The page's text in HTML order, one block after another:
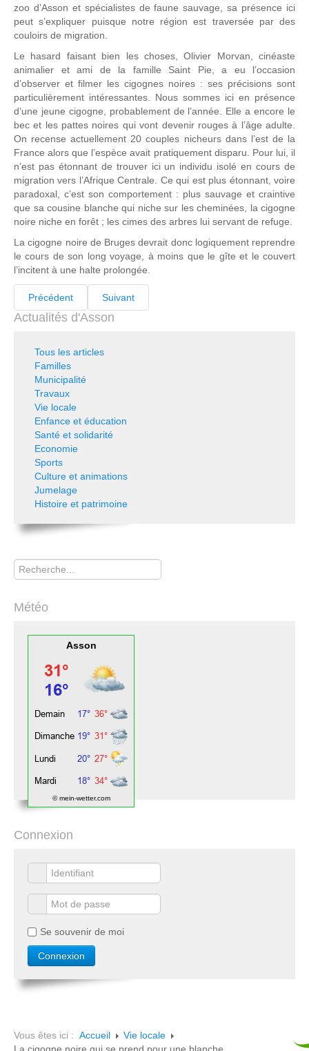
zoo d’Asson et spécialistes de faune sauvage, sa présence ici
peut s’expliquer puisque notre région est traversée par des
couloirs de migration.
Le hasard faisant bien les choses, Olivier Morvan, cinéaste
animalier et ami de la famille Saint Pie, a eu l’occasion
d’observer et filmer les cigognes noires : ses précisions sont
particulièrement intéressantes. Nous sommes ici en présence
d’une jeune cigogne, probablement de l’année. Elle a encore le
bec et les pattes noires qui vont devenir rouges à l’âge adulte.
On recense actuellement 20 couples nicheurs dans l’est de la
France alors que l’espèce avait pratiquement disparu. Pour lui, il
n’est pas étonnant de trouver ici un individu isolé en cours de
migration vers l’Afrique Centrale. Ce qui est plus étonnant, voire
paradoxal, c’est son comportement : plus sauvage et craintive
que sa cousine blanche qui niche sur les cheminées, la cigogne
noire niche en forêt ; les cimes des arbres lui servant de refuge.
La cigogne noire de Bruges devrait donc logiquement reprendre
le cours de son long voyage, à moins que le gîte et le couvert
l’incitent à une halte prolongée.
Précédent Suivant
Actualités d'Asson
Tous les articles
Familles
Municipalité
Travaux
Vie locale
Enfance et éducation
Santé et solidarité
Economie
Sports
Culture et animations
Jumelage
Histoire et patrimoine
Rechercher
Météo
Asson
© mein-wetter.com
Connexion
Se souvenir de moi
Vous êtes ici : Accueil
Vie locale